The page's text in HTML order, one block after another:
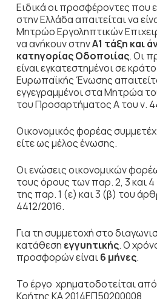
Ειδικά οι προσφέροντες που
στην Ελλάδα απαιτείται να
Μητρώο Εργοληπτικών
να ανήκουν στηνΑ1 τάξη και
κατηγορίαςΟδοποιίας. Οι
είναι εγκατεστημένοι σε
Ευρωπαϊκής Ένωσης
εγγεγραμμένοι στα Μητρώα
του Προσαρτήματος Α του ν.
Οικονομικός φορέας
είτε ως μέλος ένωσης.
Οι ενώσεις οικονομικών
τους όρους των παρ. 2, 3 και
της παρ. 1 (ε) και 3 (β) του
4412/2016.
Για τη συμμετοχή στο
κατάθεση εγγυητικής. Ο
προσφορών είναι6 μήνες.
Το έργο χρηματοδοτείται
Κρήτης ΚΑ 2014ΕΠ50200008